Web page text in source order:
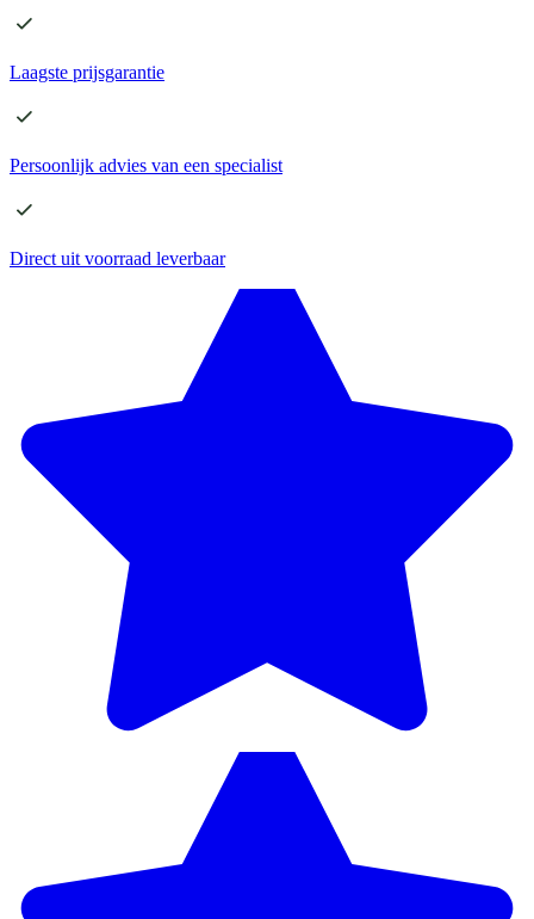
Laagste prijsgarantie
Persoonlijk advies van een specialist
Direct uit voorraad leverbaar